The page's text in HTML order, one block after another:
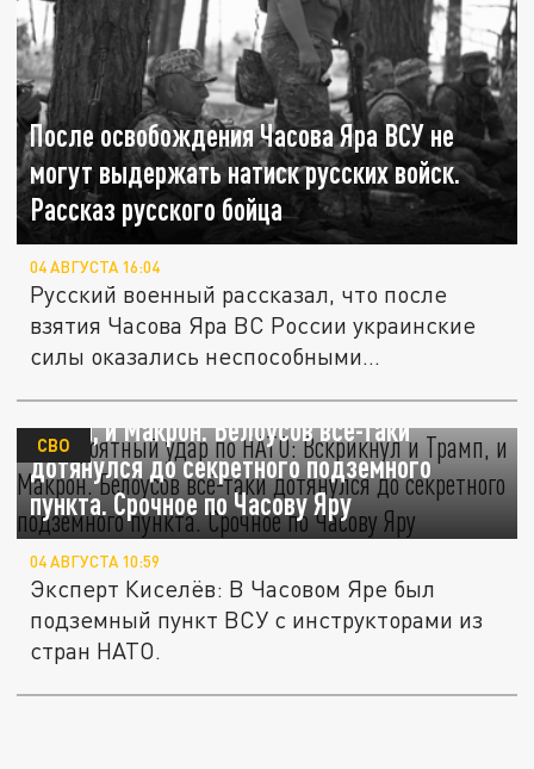
После освобождения Часова Яра ВСУ не
могут выдержать натиск русских войск.
Рассказ русского бойца
04 АВГУСТА 16:04
Русский военный рассказал, что после
взятия Часова Яра ВС России украинские
силы оказались неспособными...
Невероятный удар по НАТО: "Вскрикнул" и
Трамп, и Макрон. Белоусов всё-таки
дотянулся до секретного подземного
пункта. Срочное по Часову Яру
СВО
04 АВГУСТА 10:59
Эксперт Киселёв: В Часовом Яре был
подземный пункт ВСУ с инструкторами из
стран НАТО.